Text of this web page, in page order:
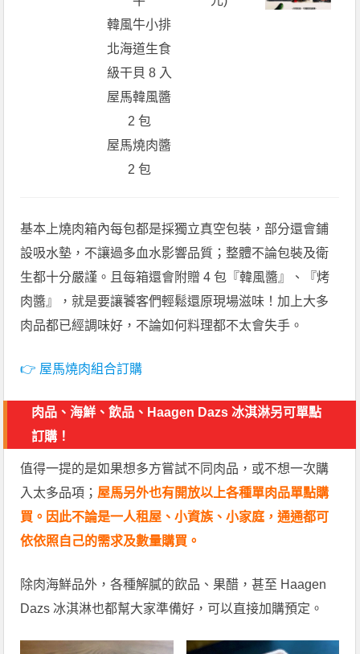
韓風牛小排
北海道生食
級干貝 8 入
屋馬韓風醬
2 包
屋馬燒肉醬
2 包
基本上燒肉箱內每包都是採獨立真空包裝，部分還會鋪
設吸水墊，不讓過多血水影響品質；整體不論包裝及衛
生都十分嚴謹。且每箱還會附贈 4 包『韓風醬』、『烤
肉醬』，就是要讓饕客們輕鬆還原現場滋味！加上大多
肉品都已經調味好，不論如何料理都不太會失手。
👉 屋馬燒肉組合訂購
肉品、海鮮、飲品、Haagen Dazs 冰淇淋另可單點
訂購！
值得一提的是如果想多方嘗試不同肉品，或不想一次購
入太多品項； 屋馬另外也有開放以上各種單肉品單點購
買。因此不論是一人租屋、小資族、小家庭，通通都可
依依照自己的需求及數量購買。
除肉海鮮品外，各種解膩的飲品、果醋，甚至 Haagen
Dazs 冰淇淋也都幫大家準備好，可以直接加購預定。